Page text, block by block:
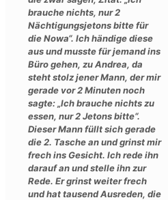
brauche nichts, nur 2
Nächtigungsjetons bitte für
die Nowa“. Ich händige diese
aus und musste für jemand ins
Büro gehen, zu Andrea, da
steht stolz jener Mann, der mir
gerade vor 2 Minuten noch
sagte: „Ich brauche nichts zu
essen, nur 2 Jetons bitte“.
Dieser Mann füllt sich gerade
die 2. Tasche an und grinst mir
frech ins Gesicht. Ich rede ihn
darauf an und stelle ihn zur
Rede. Er grinst weiter frech
und hat tausend Ausreden, die